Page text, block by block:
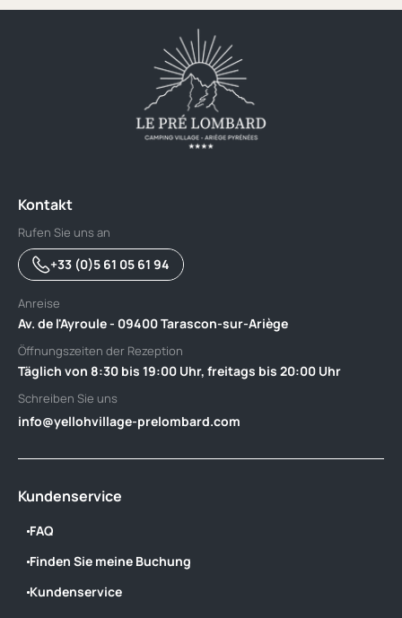
Kontakt
Rufen Sie uns an
+33 (0)5 61 05 61 94
Anreise
Av. de l'Ayroule - 09400 Tarascon-sur-Ariège
Öffnungszeiten der Rezeption
Täglich von 8:30 bis 19:00 Uhr, freitags bis 20:00 Uhr
Schreiben Sie uns
info@yellohvillage-prelombard.com
Kundenservice
FAQ
Finden Sie meine Buchung
Kundenservice